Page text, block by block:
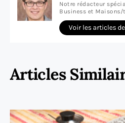
Notre rédacteur
Business et Maisons/
Voir les articles
Articles